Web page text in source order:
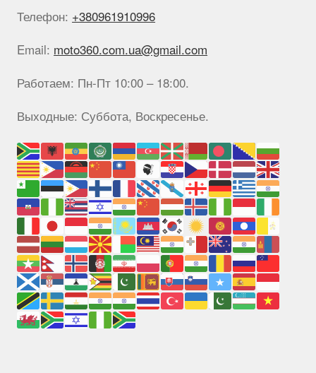
Телефон: +380961910996
Email: moto360.com.ua@gmail.com
Работаем: Пн-Пт 10:00 – 18:00.
Выходные: Суббота, Воскресенье.